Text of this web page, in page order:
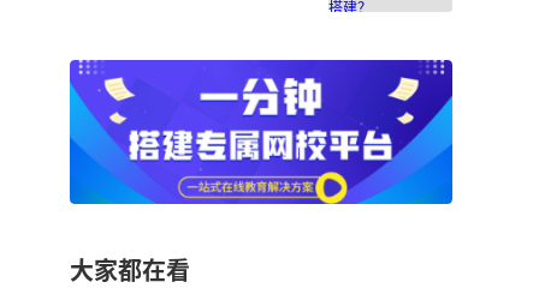
大家都在看